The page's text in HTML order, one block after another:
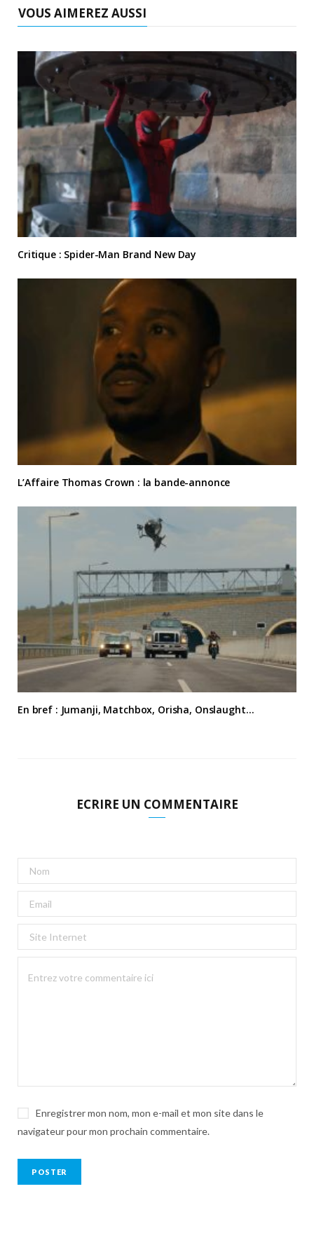
VOUS AIMEREZ AUSSI
Critique : Spider-Man Brand New Day
L’Affaire Thomas Crown : la bande-annonce
En bref : Jumanji, Matchbox, Orisha, Onslaught…
ECRIRE UN COMMENTAIRE
Enregistrer mon nom, mon e-mail et mon site dans le
navigateur pour mon prochain commentaire.